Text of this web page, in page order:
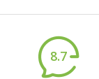
8.7